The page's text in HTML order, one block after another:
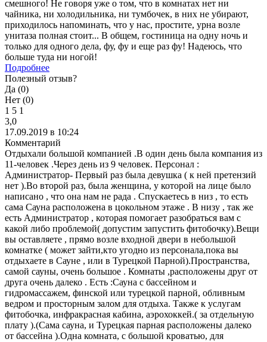
смешного! Не говоря уже о том, что в комнатах нет ни
чайника, ни холодильника, ни тумбочек, в них не убирают,
приходилось напоминать, что у нас, простите, урна возле
унитаза полная стоит... В общем, гостиница на одну ночь и
только для одного дела, фу, фу и еще раз фу! Надеюсь, что
больше туда ни ногой!
Подробнее
Полезный отзыв?
Да (0)
Нет (0)
1 5 1
3,0
17.09.2019 в 10:24
Комментарий
Отдыхали большой компанией .В один день была компания из
11-человек .Через день из 9 человек. Персонал :
Администратор- Первый раз была девушка ( к ней претензий
нет ).Во второй раз, была женщина, у которой на лице было
написано , что она нам не рада . Спускаетесь в низ , то есть
сама Сауна расположена в цокольном этаже . В низу , так же
есть Администратор , которая помогает разобраться вам с
какой либо проблемой( допустим запустить фитобочку).Вещи
вы оставляете , прямо возле входной двери в небольшой
комнатке ( может зайти,кто угодно из персонала,пока вы
отдыхаете в Сауне , или в Турецкой Парной).Пространства,
самой сауны, очень большое . Комнаты ,расположены друг от
друга очень далеко . Есть :Сауна с бассейном и
гидромассажем, финской или турецкой парной, обливным
ведром и просторным залом для отдыха. Также к услугам
фитобочка, инфракрасная кабина, аэрохоккей.( за отдельную
плату ).(Сама сауна, и Турецкая парная расположены далеко
от бассейна ).Одна комната, с большой кроватью, для